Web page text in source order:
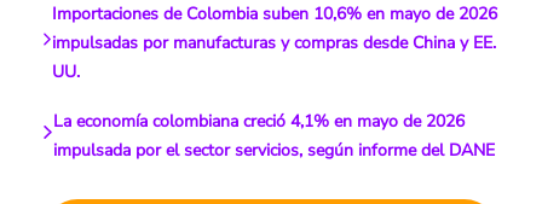
Importaciones de Colombia suben 10,6% en mayo de 2026
impulsadas por manufacturas y compras desde China y EE.
UU.
La economía colombiana creció 4,1% en mayo de 2026
impulsada por el sector servicios, según informe del DANE